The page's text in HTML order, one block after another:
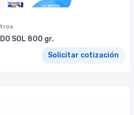
SOL 800 gr.
Solicitar cotización